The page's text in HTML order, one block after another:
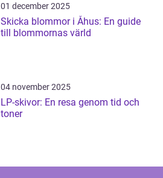
01 december 2025
Skicka blommor i Åhus: En guide
till blommornas värld
04 november 2025
LP-skivor: En resa genom tid och
toner